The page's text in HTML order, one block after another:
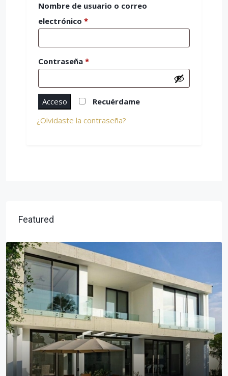
Nombre de usuario o correo
electrónico *
Contraseña *
Recuérdame
Acceso
¿Olvidaste la contraseña?
Featured